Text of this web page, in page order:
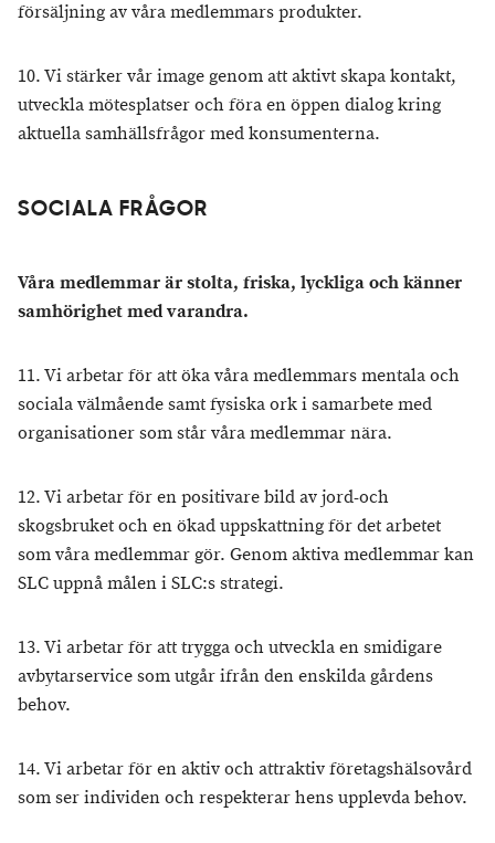
försäljning av våra medlemmars produkter.
10. Vi stärker vår image genom att aktivt skapa kontakt,
utveckla mötesplatser och föra en öppen dialog kring
aktuella samhällsfrågor med konsumenterna.
SOCIALA FRÅGOR
Våra medlemmar är stolta, friska, lyckliga och känner
samhörighet med varandra.
11. Vi arbetar för att öka våra medlemmars mentala och
sociala välmående samt fysiska ork i samarbete med
organisationer som står våra medlemmar nära.
12. Vi arbetar för en positivare bild av jord-och
skogsbruket och en ökad uppskattning för det arbetet
som våra medlemmar gör. Genom aktiva medlemmar kan
SLC uppnå målen i SLC:s strategi.
13. Vi arbetar för att trygga och utveckla en smidigare
avbytarservice som utgår ifrån den enskilda gårdens
behov.
14. Vi arbetar för en aktiv och attraktiv företagshälsovård
som ser individen och respekterar hens upplevda behov.